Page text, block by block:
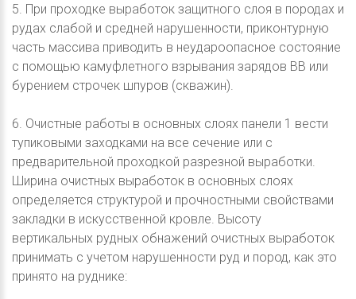
5. При проходке выработок защитного слоя в породах и
рудах слабой и средней нарушенности, приконтурную
часть массива приводить в неудароопасное состояние
с помощью камуфлетного взрывания зарядов ВВ или
бурением строчек шпуров (скважин).
6. Очистные работы в основных слоях панели 1 вести
тупиковыми заходками на все сечение или с
предварительной проходкой разрезной выработки.
Ширина очистных выработок в основных слоях
определяется структурой и прочностными свойствами
закладки в искусственной кровле. Высоту
вертикальных рудных обнажений очистных выработок
принимать с учетом нарушенности руд и пород, как это
принято на руднике: